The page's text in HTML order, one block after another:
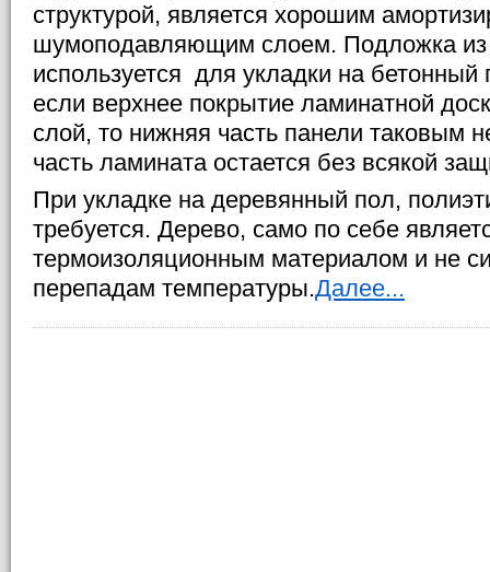
структурой, является хорошим
шумоподавляющим слоем. Подложка из
используется для укладки на
если верхнее покрытие ламинатной
слой, то нижняя часть панели таковым
часть ламината остается без всякой
При укладке на деревянный пол,
требуется. Дерево, само по себе
термоизоляционным материалом и не
перепадам температуры.Далее...